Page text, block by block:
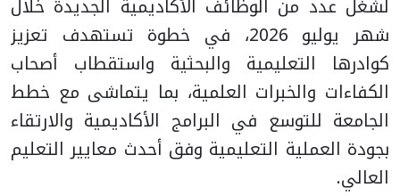
لشغل عدد من الوظائف الأكاديمية الجديدة خلال
شهر يوليو 2026، في خطوة تستهدف تعزيز
كوادرها التعليمية والبحثية واستقطاب أصحاب
الكفاءات والخبرات العلمية، بما يتماشى مع خطط
الجامعة للتوسع في البرامج الأكاديمية والارتقاء
بجودة العملية التعليمية وفق أحدث معايير التعليم
العالي.